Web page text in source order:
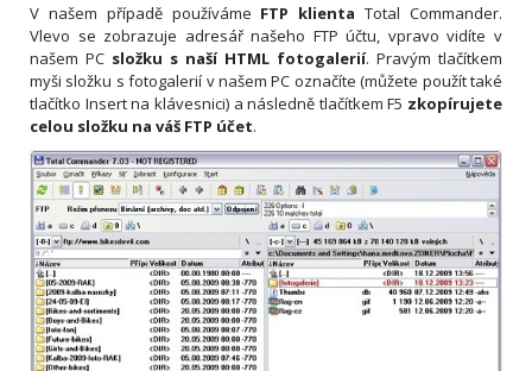
V našem případě používáme FTP klienta Total Commander.
Vlevo se zobrazuje adresář našeho FTP účtu, vpravo vidíte v
našem PC složku s naší HTML fotogalerií. Pravým tlačítkem
myši složku s fotogalerií v našem PC označíte (můžete použít také
tlačítko Insert na klávesnici) a následně tlačítkem F5 zkopírujete
celou složku na váš FTP účet.